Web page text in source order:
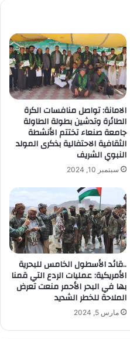
الامانة: تواصل منافسات الكرة
الطائرة وتدشين بطولة الطاولة
جامعة صنعاء تختتم الأنشطة
الثقافية الاحتفالية بذكرى المولد
النبوي الشريف
سبتمبر 10, 2024
..قائد الأسطول الخامس للبحرية
الأمريكية: عمليات الردع التي قمنا
بها في البحر الأحمر منعت تعرض
الملاحة للخطر الشديد
مارس 5, 2024